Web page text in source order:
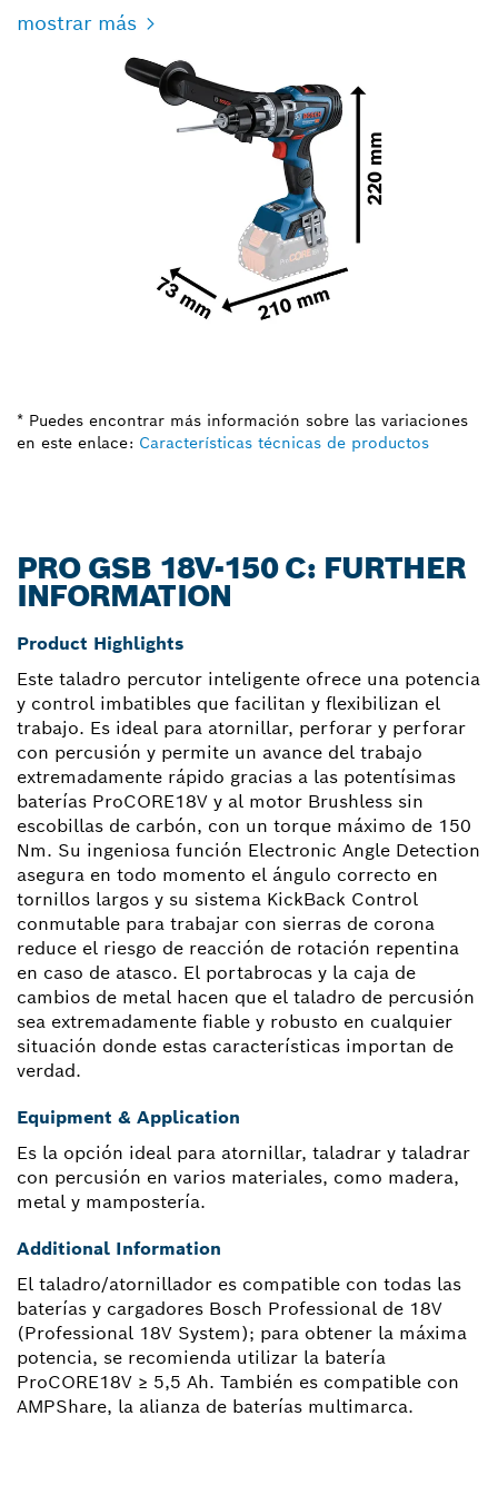
mostrar más
* Puedes encontrar más información sobre las variaciones
en este enlace: Características técnicas de productos
PRO GSB 18V-150 C: FURTHER
INFORMATION
Product Highlights
Este taladro percutor inteligente ofrece una potencia
y control imbatibles que facilitan y flexibilizan el
trabajo. Es ideal para atornillar, perforar y perforar
con percusión y permite un avance del trabajo
extremadamente rápido gracias a las potentísimas
baterías ProCORE18V y al motor Brushless sin
escobillas de carbón, con un torque máximo de 150
Nm. Su ingeniosa función Electronic Angle Detection
asegura en todo momento el ángulo correcto en
tornillos largos y su sistema KickBack Control
conmutable para trabajar con sierras de corona
reduce el riesgo de reacción de rotación repentina
en caso de atasco. El portabrocas y la caja de
cambios de metal hacen que el taladro de percusión
sea extremadamente fiable y robusto en cualquier
situación donde estas características importan de
verdad.
Equipment & Application
Es la opción ideal para atornillar, taladrar y taladrar
con percusión en varios materiales, como madera,
metal y mampostería.
Additional Information
El taladro/atornillador es compatible con todas las
baterías y cargadores Bosch Professional de 18V
(Professional 18V System); para obtener la máxima
potencia, se recomienda utilizar la batería
ProCORE18V ≥ 5,5 Ah. También es compatible con
AMPShare, la alianza de baterías multimarca.